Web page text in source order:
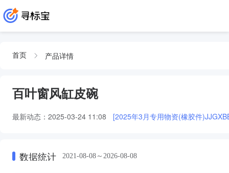
首页 产品详情
百叶窗风缸皮碗
最新动态： 2025-03-24 11:08 [2025年3月专用物资(橡胶件
数据统计 2021-08-08～2026-08-08